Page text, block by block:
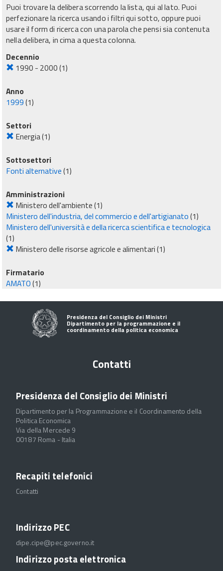
Puoi trovare la delibera scorrendo la lista, qui al lato. Puoi
perfezionare la ricerca usando i filtri qui sotto, oppure puoi
usare il form di ricerca con una parola che pensi sia contenuta
nella delibera, in cima a questa colonna.
Decennio
1990 - 2000(1)
Anno
1999(1)
Settori
Energia(1)
Sottosettori
Fonti alternative(1)
Amministrazioni
Ministero dell'ambiente(1)
Ministero dell'industria, del commercio e dell'artigianato(1)
Ministero dell'università e della ricerca scientifica e tecnologica
(1)
Ministero delle risorse agricole e alimentari(1)
Firmatario
AMATO(1)
Presidenza del Consiglio dei Ministri
Dipartimento per la programmazione e il
coordinamento della politica economica
Contatti
Presidenza del Consiglio dei Ministri
Dipartimento per la Programmazione e il Coordinamento della
Politica Economica
Via della Mercede 9
00187 Roma - Italia
Recapiti telefonici
Contatti
Indirizzo PEC
dipe.cipe@pec.governo.it
Indirizzo posta elettronica